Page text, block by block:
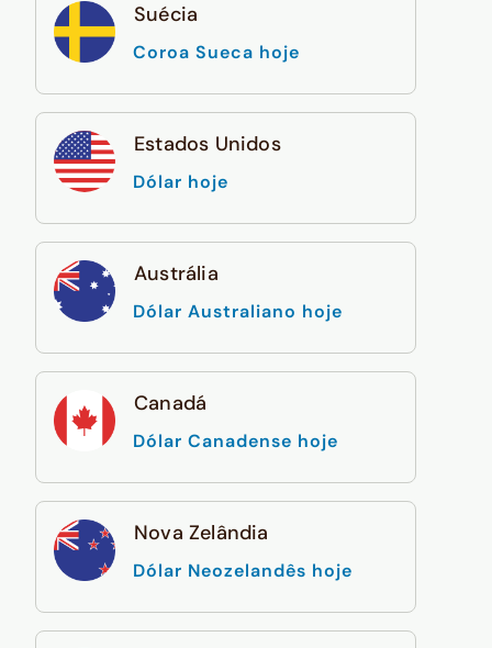
Suécia
Coroa Sueca hoje
Estados Unidos
Dólar hoje
Austrália
Dólar Australiano hoje
Canadá
Dólar Canadense hoje
Nova Zelândia
Dólar Neozelandês hoje